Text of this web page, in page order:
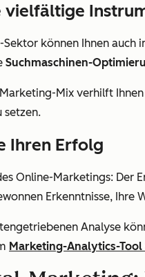
vielfältige
Sektor können Ihnen
Suchmaschinen-
Mix verhilft
setzen.
Ihren Erfolg
Online-Marketings: Der
Erkenntnisse,
Analyse
Marketing-Analytics-